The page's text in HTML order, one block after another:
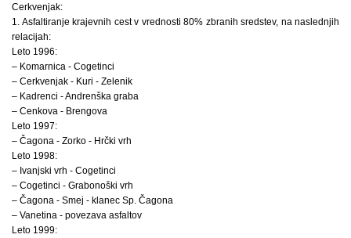
Cerkvenjak:
1. Asfaltiranje krajevnih cest v vrednosti 80% zbranih sredstev, na naslednjih
relacijah:
Leto 1996:
– Komarnica - Cogetinci
– Cerkvenjak - Kuri - Zelenik
– Kadrenci - Andrenška graba
– Cenkova - Brengova
Leto 1997:
– Čagona - Zorko - Hrčki vrh
Leto 1998:
– Ivanjski vrh - Cogetinci
– Cogetinci - Grabonoški vrh
– Čagona - Smej - klanec Sp. Čagona
– Vanetina - povezava asfaltov
Leto 1999: